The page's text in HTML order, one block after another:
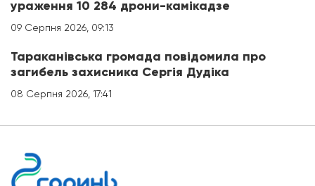
ураження 10 284 дрони-камікадзе
09 Серпня 2026, 09:13
Тараканівська громада повідомила про
загибель захисника Сергія Дудіка
08 Серпня 2026, 17:41